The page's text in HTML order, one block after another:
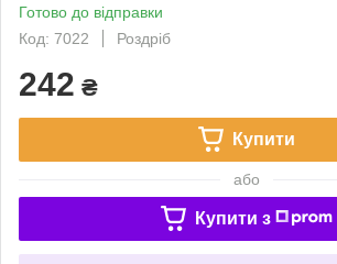
Готово до відправки
Код: 7022
Роздріб
242 ₴
Купити
або
Купити з